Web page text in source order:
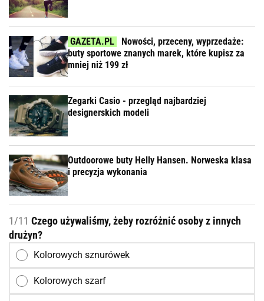
Nowości, przeceny, wyprzedaże:
buty sportowe znanych marek, które kupisz za
mniej niż 199 zł
Zegarki Casio - przegląd najbardziej
designerskich modeli
Outdoorowe buty Helly Hansen. Norweska klasa
i precyzja wykonania
1/11 Czego używaliśmy, żeby rozróżnić osoby z innych
drużyn?
Kolorowych sznurówek
Kolorowych szarf